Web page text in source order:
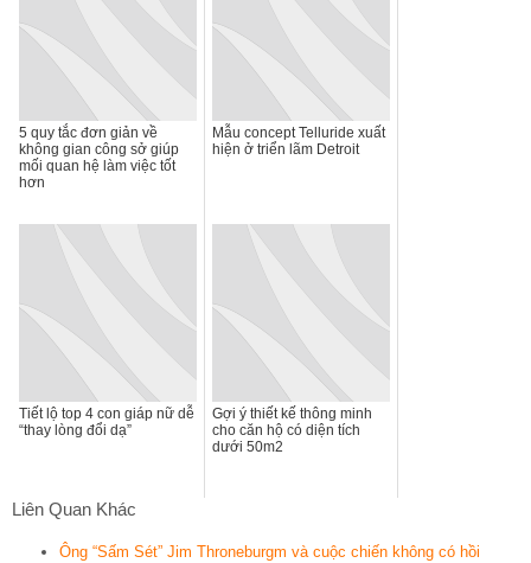
5 quy tắc đơn giản về
không gian công sở giúp
mối quan hệ làm việc tốt
hơn
Mẫu concept Telluride xuất
hiện ở triển lãm Detroit
Tiết lộ top 4 con giáp nữ dễ
“thay lòng đổi dạ”
Gợi ý thiết kế thông minh
cho căn hộ có diện tích
dưới 50m2
Liên Quan Khác
Ông “Sấm Sét” Jim Throneburgm và cuộc chiến không có hồi